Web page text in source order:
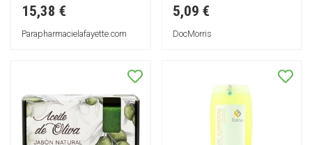
Pompe 1 L
15,38 €
Parapharmacielafayette.com
5,09 €
DocMorris